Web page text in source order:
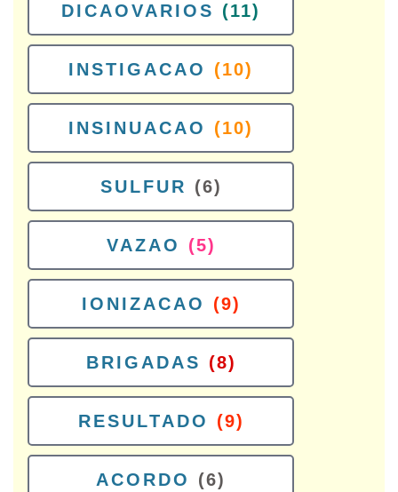
DICAOVARIOS (11)
INSTIGACAO (10)
INSINUACAO (10)
SULFUR (6)
VAZAO (5)
IONIZACAO (9)
BRIGADAS (8)
RESULTADO (9)
ACORDO (6)